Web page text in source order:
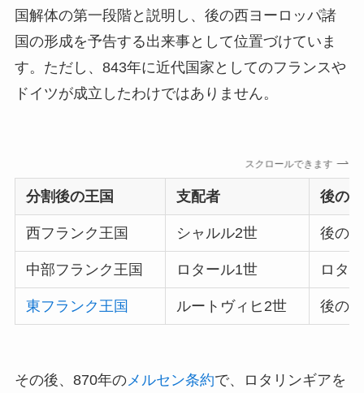
国解体の第一段階と説明し、後の西ヨーロッパ諸
国の形成を予告する出来事として位置づけていま
す。ただし、843年に近代国家としてのフランスや
ドイツが成立したわけではありません。
スクロールできます
分割後の王国 支配者 後の
西フランク王国 シャルル2世 後の
中部フランク王国 ロタール1世 ロタ
東フランク王国 ルートヴィヒ2世 後の
その後、870年のメルセン条約で、ロタリンギアを